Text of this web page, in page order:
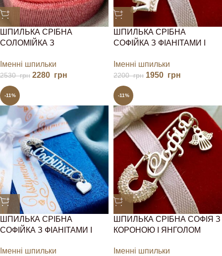
ШПИЛЬКА СРІБНА
СОЛОМІЙКА З
Іменні шпильки
2530грн 2280 грн
ШПИЛЬКА СРІБНА
СОФІЙКА З ФІАНІТАМИ І
Іменні шпильки
2200грн 1950 грн
-11%
ШПИЛЬКА СРІБНА
СОФІЙКА З ФІАНІТАМИ І
Іменні шпильки
-11%
ШПИЛЬКА СРІБНА СОФІЯ З
КОРОНОЮ І ЯНГОЛОМ
Іменні шпильки